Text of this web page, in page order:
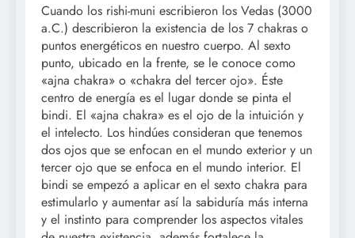
Cuando los rishi-muni escribieron los Vedas (3000
a.C.) describieron la existencia de los 7 chakras o
puntos energéticos en nuestro cuerpo. Al sexto
punto, ubicado en la frente, se le conoce como
«ajna chakra» o «chakra del tercer ojo». Éste
centro de energía es el lugar donde se pinta el
bindi. El «ajna chakra» es el ojo de la intuición y
el intelecto. Los hindúes consideran que tenemos
dos ojos que se enfocan en el mundo exterior y un
tercer ojo que se enfoca en el mundo interior. El
bindi se empezó a aplicar en el sexto chakra para
estimularlo y aumentar así la sabiduría más interna
y el instinto para comprender los aspectos vitales